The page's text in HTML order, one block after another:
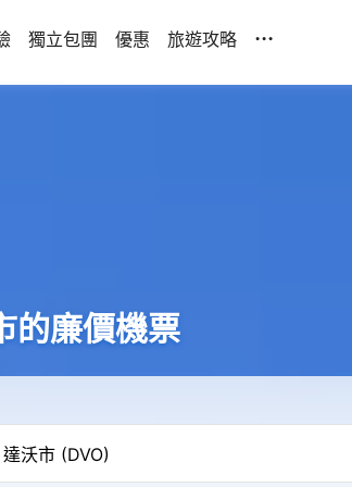
獨立包團 優惠 旅遊攻略 ...
的廉價機票